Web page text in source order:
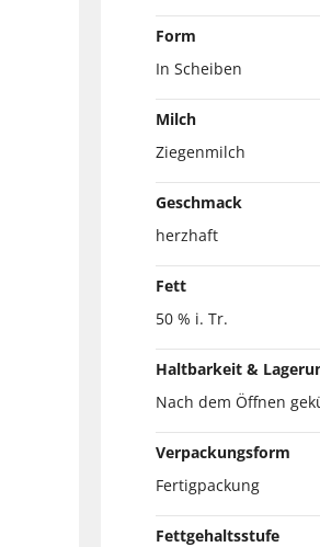
Form
In Scheiben
Milch
Ziegenmilch
Geschmack
herzhaft
Fett
50 % i. Tr.
Haltbarkeit &
Nach dem Öffnen
Verpackungsform
Fertigpackung
Fettgehaltsstufe